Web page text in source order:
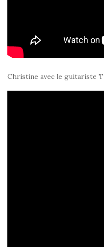
Christine avec le guitariste